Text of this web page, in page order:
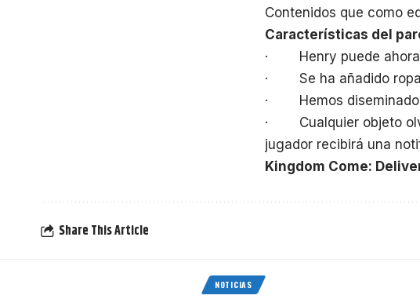
Contenidos que como
Características del
· Henry puede ahora
· Se ha añadido ropa
· Hemos diseminado
· Cualquier objeto
jugador recibirá una
Kingdom Come:
Share This Article
NOTICIAS